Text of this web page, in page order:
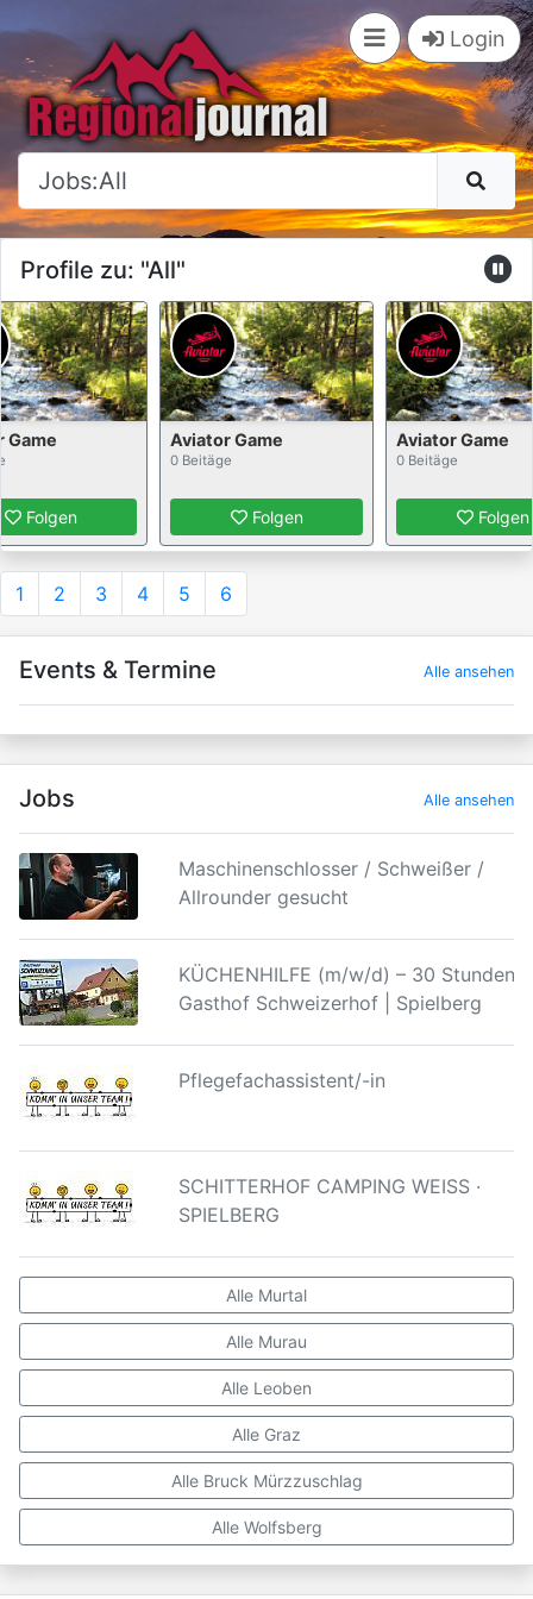
Login
Profile zu: "All"
Game
Folgen
Aviator Game
0 Beitäge
Folgen
Aviator Game
0 Beitäge
Folgen
1 2 3 4 5 6
Events & Termine Alle ansehen
Jobs Alle ansehen
Maschinenschlosser / Schweißer /
Allrounder gesucht
KÜCHENHILFE (m/w/d) – 30 Stunden |
Gasthof Schweizerhof | Spielberg
Pflegefachassistent/-in
SCHITTERHOF CAMPING WEISS ·
SPIELBERG
Alle Murtal
Alle Murau
Alle Leoben
Alle Graz
Alle Bruck Mürzzuschlag
Alle Wolfsberg